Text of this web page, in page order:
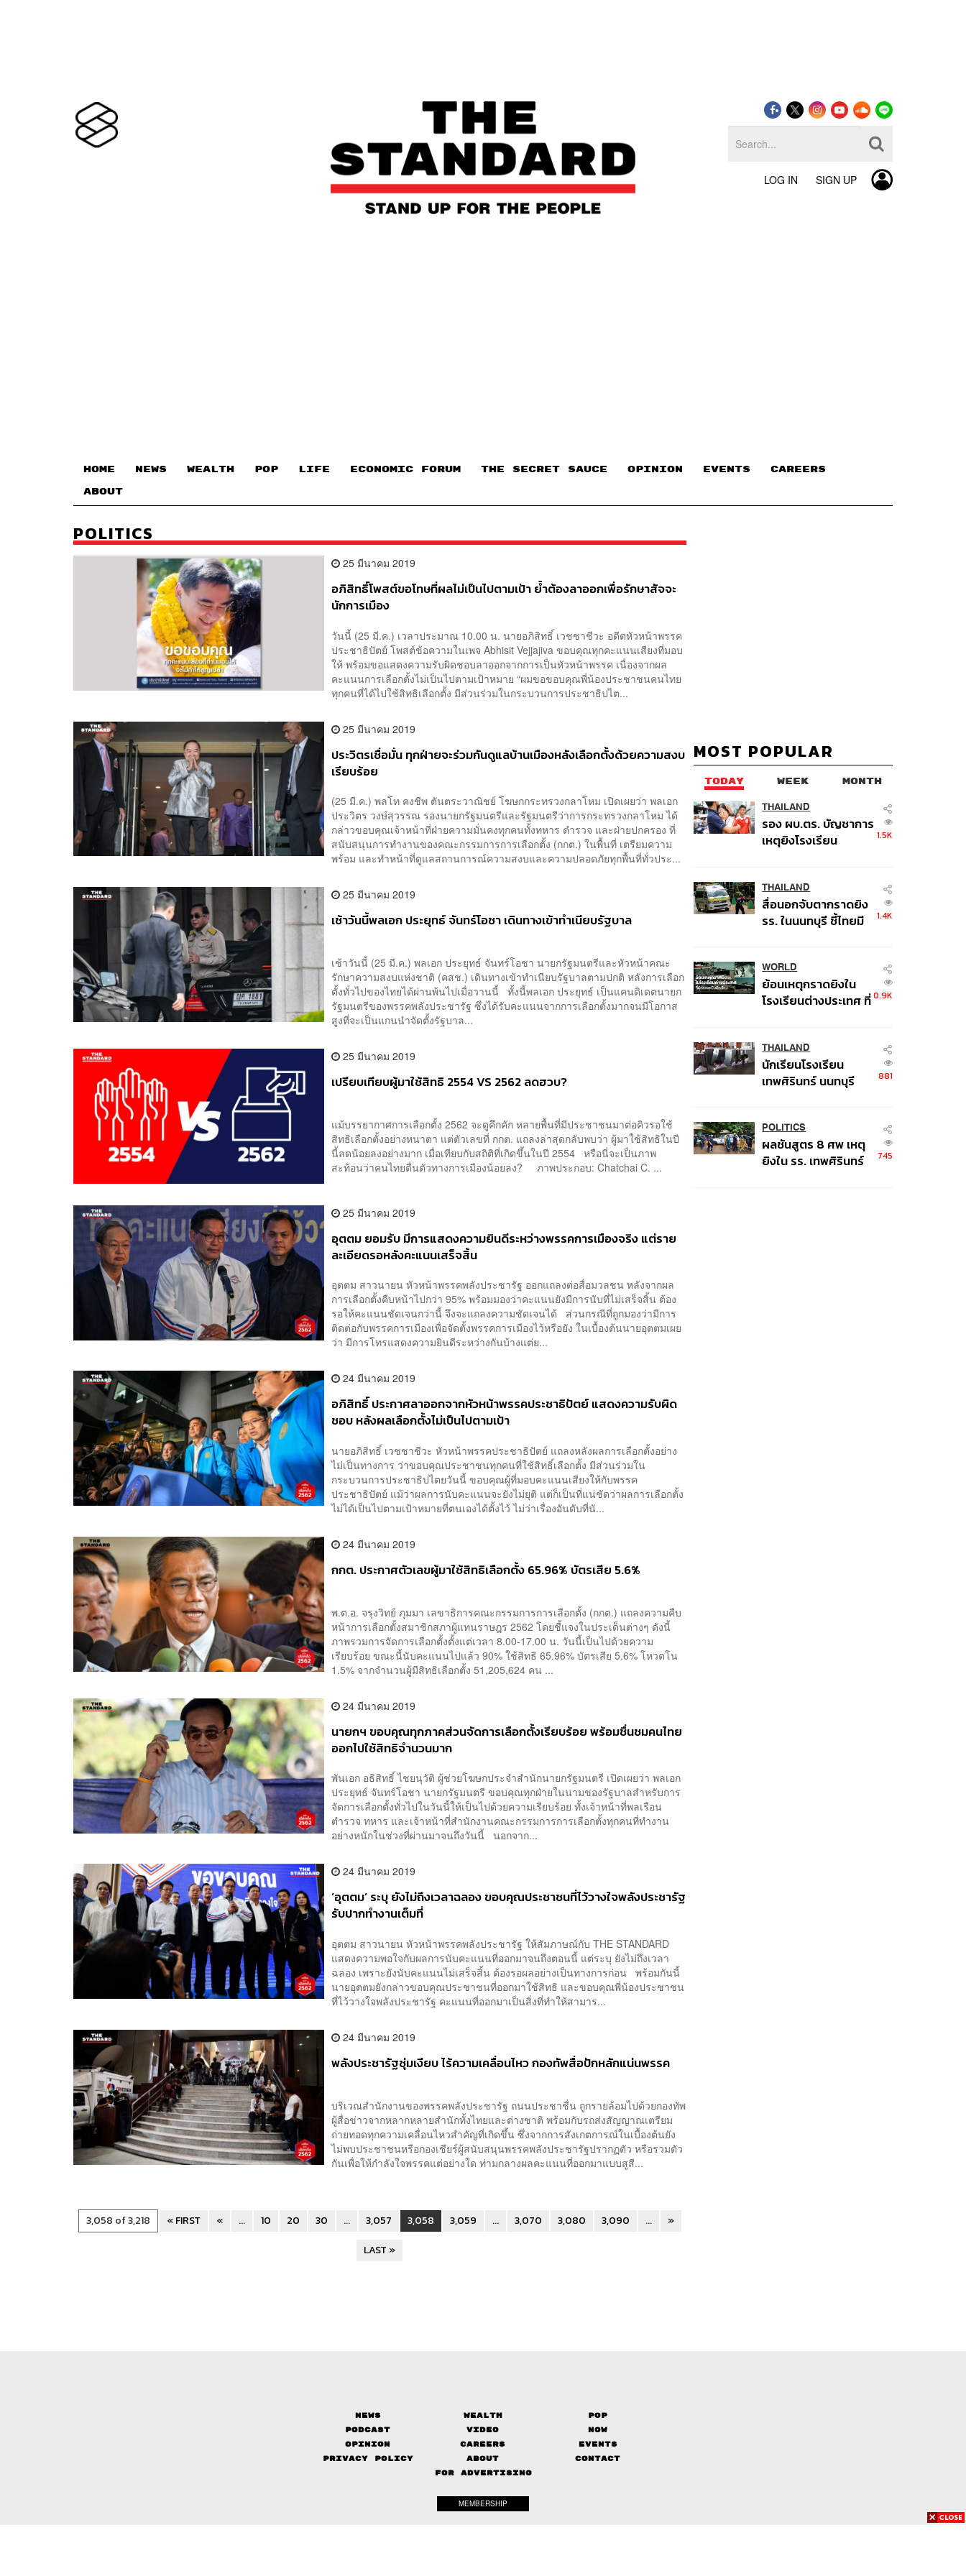
LOG IN SIGN UP
HOME NEWS WEALTH POP LIFE ECONOMIC FORUM THE SECRET SAUCE​ OPINION EVENTS CAREERS
ABOUT
POLITICS
25 มีนาคม 2019
อภิสิทธิ์โพสต์ขอโทษที่ผลไม่เป็นไปตามเป้า ย้ำต้องลาออกเพื่อรักษาสัจจะ
นักการเมือง
วันนี้ (25 มี.ค.) เวลาประมาณ 10.00 น. นายอภิสิทธิ์ เวชชาชีวะ อดีตหัวหน้าพรรค
ประชาธิปัตย์ โพสต์ข้อความในเพจ Abhisit Vejjajiva ขอบคุณทุกคะแนนเสียงที่มอบ
ให้ พร้อมขอแสดงความรับผิดชอบลาออกจากการเป็นหัวหน้าพรรค เนื่องจากผล
คะแนนการเลือกตั้งไม่เป็นไปตามเป้าหมาย “ผมขอขอบคุณพี่น้องประชาชนคนไทย
ทุกคนที่ได้ไปใช้สิทธิเลือกตั้ง มีส่วนร่วมในกระบวนการประชาธิปไต...
25 มีนาคม 2019
ประวิตรเชื่อมั่น ทุกฝ่ายจะร่วมกันดูแลบ้านเมืองหลังเลือกตั้งด้วยความสงบ
เรียบร้อย
(25 มี.ค.) พลโท คงชีพ ตันตระวาณิชย์ โฆษกกระทรวงกลาโหม เปิดเผยว่า พลเอก
ประวิตร วงษ์สุวรรณ รองนายกรัฐมนตรีและรัฐมนตรีว่าการกระทรวงกลาโหม ได้
กล่าวขอบคุณเจ้าหน้าที่ฝ่ายความมั่นคงทุกคนทั้งทหาร ตำรวจ และฝ่ายปกครอง ที่
สนับสนุนการทำงานของคณะกรรมการการเลือกตั้ง (กกต.) ในพื้นที่ เตรียมความ
พร้อม และทำหน้าที่ดูแลสถานการณ์ความสงบและความปลอดภัยทุกพื้นที่ทั่วประ...
25 มีนาคม 2019
เช้าวันนี้พลเอก ประยุทธ์ จันทร์โอชา เดินทางเข้าทำเนียบรัฐบาล
เช้าวันนี้ (25 มี.ค.) พลเอก ประยุทธ์ จันทร์โอชา นายกรัฐมนตรีและหัวหน้าคณะ
รักษาความสงบแห่งชาติ (คสช.) เดินทางเข้าทำเนียบรัฐบาลตามปกติ หลังการเลือก
ตั้งทั่วไปของไทยได้ผ่านพ้นไปเมื่อวานนี้ ทั้งนี้พลเอก ประยุทธ์ เป็นแคนดิเดตนายก
รัฐมนตรีของพรรคพลังประชารัฐ ซึ่งได้รับคะแนนจากการเลือกตั้งมากจนมีโอกาส
สูงที่จะเป็นแกนนำจัดตั้งรัฐบาล...
25 มีนาคม 2019
เปรียบเทียบผู้มาใช้สิทธิ 2554 VS 2562 ลดฮวบ?
แม้บรรยากาศการเลือกตั้ง 2562 จะดูคึกคัก หลายพื้นที่มีประชาชนมาต่อคิวรอใช้
สิทธิเลือกตั้งอย่างหนาตา แต่ตัวเลขที่ กกต. แถลงล่าสุดกลับพบว่า ผู้มาใช้สิทธิในปี
นี้ลดน้อยลงอย่างมาก เมื่อเทียบกับสถิติที่เกิดขึ้นในปี 2554 หรือนี่จะเป็นภาพ
สะท้อนว่าคนไทยตื่นตัวทางการเมืองน้อยลง? ภาพประกอบ: Chatchai C. ...
25 มีนาคม 2019
อุตตม ยอมรับ มีการแสดงความยินดีระหว่างพรรคการเมืองจริง แต่ราย
ละเอียดรอหลังคะแนนเสร็จสิ้น
อุตตม สาวนายน หัวหน้าพรรคพลังประชารัฐ ออกแถลงต่อสื่อมวลชน หลังจากผล
การเลือกตั้งคืบหน้าไปกว่า 95% พร้อมมองว่าคะแนนยังมีการนับที่ไม่เสร็จสิ้น ต้อง
รอให้คะแนนชัดเจนกว่านี้ จึงจะแถลงความชัดเจนได้ ส่วนกรณีที่ถูกมองว่ามีการ
ติดต่อกับพรรคการเมืองเพื่อจัดตั้งพรรคการเมืองไว้หรือยัง ในเบื้องต้นนายอุตตมเผย
ว่า มีการโทรแสดงความยินดีระหว่างกันบ้างแต่ย...
24 มีนาคม 2019
อภิสิทธิ์ ประกาศลาออกจากหัวหน้าพรรคประชาธิปัตย์ แสดงความรับผิด
ชอบ หลังผลเลือกตั้งไม่เป็นไปตามเป้า
นายอภิสิทธิ์ เวชชาชีวะ หัวหน้าพรรคประชาธิปัตย์ แถลงหลังผลการเลือกตั้งอย่าง
ไม่เป็นทางการ ว่าขอบคุณประชาชนทุกคนที่ใช้สิทธิ์เลือกตั้ง มีส่วนร่วมใน
กระบวนการประชาธิปไตยวันนี้ ขอบคุณผู้ที่มอบคะแนนเสียงให้กับพรรค
ประชาธิปัตย์ แม้ว่าผลการนับคะแนนจะยังไม่ยุติ แต่ก็เป็นที่แน่ชัดว่าผลการเลือกตั้ง
ไม่ได้เป็นไปตามเป้าหมายที่ตนเองได้ตั้งไว้ ไม่ว่าเรื่องอันดับที่นั...
24 มีนาคม 2019
กกต. ประกาศตัวเลขผู้มาใช้สิทธิเลือกตั้ง 65.96% บัตรเสีย 5.6%
พ.ต.อ. จรุงวิทย์ ภุมมา เลขาธิการคณะกรรมการการเลือกตั้ง (กกต.) แถลงความคืบ
หน้าการเลือกตั้งสมาชิกสภาผู้แทนราษฎร 2562 โดยชี้แจงในประเด็นต่างๆ ดังนี้
ภาพรวมการจัดการเลือกตั้งตั้งแต่เวลา 8.00-17.00 น. วันนี้เป็นไปด้วยความ
เรียบร้อย ขณะนี้นับคะแนนไปแล้ว 90% ใช้สิทธิ 65.96% บัตรเสีย 5.6% โหวตโน
1.5% จากจำนวนผู้มีสิทธิเลือกตั้ง 51,205,624 คน ...
24 มีนาคม 2019
นายกฯ ขอบคุณทุกภาคส่วนจัดการเลือกตั้งเรียบร้อย พร้อมชื่นชมคนไทย
ออกไปใช้สิทธิจำนวนมาก
พันเอก อธิสิทธิ์ ไชยนุวัติ ผู้ช่วยโฆษกประจำสำนักนายกรัฐมนตรี เปิดเผยว่า พลเอก
ประยุทธ์ จันทร์โอชา นายกรัฐมนตรี ขอบคุณทุกฝ่ายในนามของรัฐบาลสำหรับการ
จัดการเลือกตั้งทั่วไปในวันนี้ให้เป็นไปด้วยความเรียบร้อย ทั้งเจ้าหน้าที่พลเรือน
ตำรวจ ทหาร และเจ้าหน้าที่สำนักงานคณะกรรมการการเลือกตั้งทุกคนที่ทำงาน
อย่างหนักในช่วงที่ผ่านมาจนถึงวันนี้ นอกจาก...
24 มีนาคม 2019
‘อุตตม’ ระบุ ยังไม่ถึงเวลาฉลอง ขอบคุณประชาชนที่ไว้วางใจพลังประชารัฐ
รับปากทำงานเต็มที่
อุตตม สาวนายน หัวหน้าพรรคพลังประชารัฐ ให้สัมภาษณ์กับ THE STANDARD
แสดงความพอใจกับผลการนับคะแนนที่ออกมาจนถึงตอนนี้ แต่ระบุ ยังไม่ถึงเวลา
ฉลอง เพราะยังนับคะแนนไม่เสร็จสิ้น ต้องรอผลอย่างเป็นทางการก่อน พร้อมกันนี้
นายอุตตมยังกล่าวขอบคุณประชาชนที่ออกมาใช้สิทธิ และขอบคุณพี่น้องประชาชน
ที่ไว้วางใจพลังประชารัฐ คะแนนที่ออกมาเป็นสิ่งที่ทำให้สามาร...
24 มีนาคม 2019
พลังประชารัฐซุ่มเงียบ ไร้ความเคลื่อนไหว กองทัพสื่อปักหลักแน่นพรรค
บริเวณสำนักงานของพรรคพลังประชารัฐ ถนนประชาชื่น ถูกรายล้อมไปด้วยกองทัพ
ผู้สื่อข่าวจากหลากหลายสำนักทั้งไทยและต่างชาติ พร้อมกับรถส่งสัญญาณเตรียม
ถ่ายทอดทุกความเคลื่อนไหวสำคัญที่เกิดขึ้น ซึ่งจากการสังเกตการณ์ในเบื้องต้นยัง
ไม่พบประชาชนหรือกองเชียร์ผู้สนับสนุนพรรคพลังประชารัฐปรากฏตัว หรือรวมตัว
กันเพื่อให้กำลังใจพรรคแต่อย่างใด ท่ามกลางผลคะแนนที่ออกมาแบบสูสี...
3,058 of 3,218 « FIRST « ... 10 20 30 ... 3,057 3,058 3,059 ... 3,070 3,080 3,090 ...
»
LAST »
MOST POPULAR
TODAY WEEK MONTH
THAILAND
รอง ผบ.ตร. บัญชาการ
เหตุยิงโรงเรียน
คนติดค้าง พบศพปู่-ย่า
ที่บ้านพักผู้ก่อเหตุ
1.5K
THAILAND
สื่อนอกจับตากราดยิง
รร. ในนนทบุรี ชี้ไทยมี
1.4K
WORLD
ย้อนเหตุกราดยิงใน
โรงเรียนต่างประเทศ ที่0.9K
THAILAND
นักเรียนโรงเรียน
เทพศิรินทร์ นนทบุรี
เหตุใช้อาวุธปืนภายใน
โรงเรียนคลี่คลาย
881
POLITICS
ผลชันสูตร 8 ศพ เหตุ
ยิงใน รร. เทพศิรินทร์
745
News Wealth
Pop
Podcast
Video
Now
Opinion
Careers
Events
Privacy Policy
About
Contact
FOR ADVERTISING
MEMBERSHIP